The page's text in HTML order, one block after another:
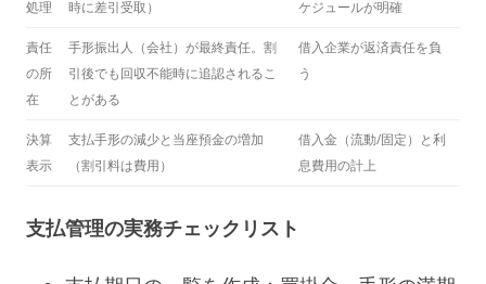
処理 時に差引受取） ケジュールが明確
責任
の所
在
手形振出人（会社）が最終責任。割
引後でも回収不能時に追認されるこ
とがある
借入企業が返済責任を負
う
決算
表示
支払手形の減少と当座預金の増加
（割引料は費用）
借入金（流動/固定）と利
息費用の計上
支払管理の実務チェックリスト